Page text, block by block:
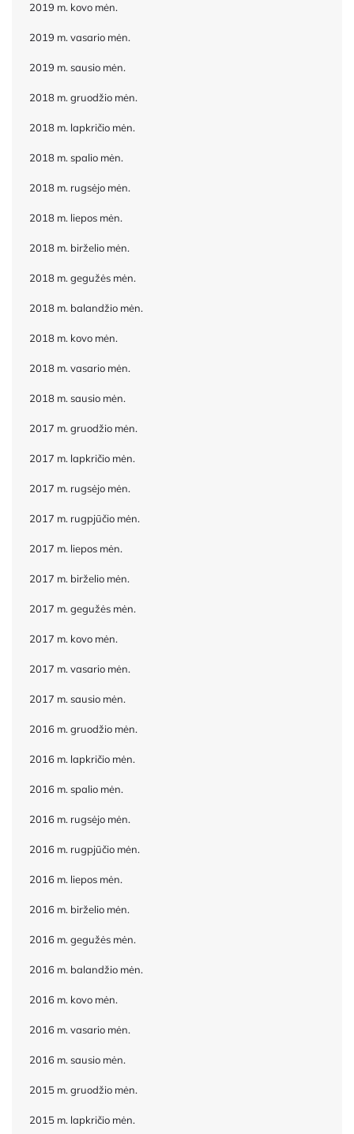
2019 m. kovo mėn.
2019 m. vasario mėn.
2019 m. sausio mėn.
2018 m. gruodžio mėn.
2018 m. lapkričio mėn.
2018 m. spalio mėn.
2018 m. rugsėjo mėn.
2018 m. liepos mėn.
2018 m. birželio mėn.
2018 m. gegužės mėn.
2018 m. balandžio mėn.
2018 m. kovo mėn.
2018 m. vasario mėn.
2018 m. sausio mėn.
2017 m. gruodžio mėn.
2017 m. lapkričio mėn.
2017 m. rugsėjo mėn.
2017 m. rugpjūčio mėn.
2017 m. liepos mėn.
2017 m. birželio mėn.
2017 m. gegužės mėn.
2017 m. kovo mėn.
2017 m. vasario mėn.
2017 m. sausio mėn.
2016 m. gruodžio mėn.
2016 m. lapkričio mėn.
2016 m. spalio mėn.
2016 m. rugsėjo mėn.
2016 m. rugpjūčio mėn.
2016 m. liepos mėn.
2016 m. birželio mėn.
2016 m. gegužės mėn.
2016 m. balandžio mėn.
2016 m. kovo mėn.
2016 m. vasario mėn.
2016 m. sausio mėn.
2015 m. gruodžio mėn.
2015 m. lapkričio mėn.